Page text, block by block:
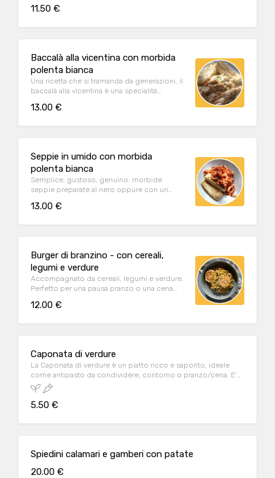
11.50 €
Baccalà alla vicentina con morbida
polenta bianca
Una ricetta che si tramanda da generazioni, il
baccalà alla vicentina è una specialità
13.00 €
Seppie in umido con morbida
polenta bianca
Semplice, gustoso, genuino: morbide
seppie preparate al nero oppure con un
13.00 €
Burger di branzino - con cereali,
legumi e verdure
Accompagnato da cereali, legumi e verdure.
Perfetto per una pausa pranzo o una cena
12.00 €
Caponata di verdure
La Caponata di verdure è un piatto ricco e saporito, ideale
come antipasto da condividere, contorno o pranzo/cena. E'
un piatto vegetariano e vegano.
5.50 €
Spiedini calamari e gamberi con patate
20.00 €